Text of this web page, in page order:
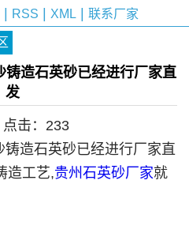
RSS XML| 联系厂家
铸造石英砂已经进行厂家直
发
击： 233
造石英砂已经进行厂家直
造工艺,贵州石英砂厂家就